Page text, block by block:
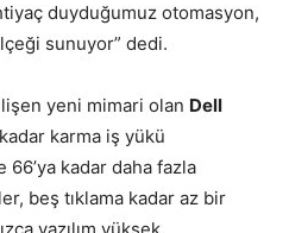
duyduğumuz otomasyon,
sunuyor” dedi.
yeni mimari olan Dell
karma iş yükü
66’ya kadar daha fazla
beş tıklama kadar az bir